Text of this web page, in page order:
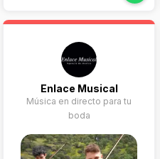
Enlace Musical
Música en directo para tu
boda